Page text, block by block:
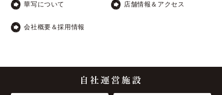
華写について 店舗情報＆アクセス
会社概要＆採用情報